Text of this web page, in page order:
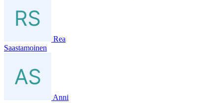
Rea
Saastamoinen
Anni